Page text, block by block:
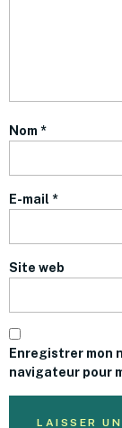
Nom *
E-mail *
Site web
Enregistrer mon
navigateur pour